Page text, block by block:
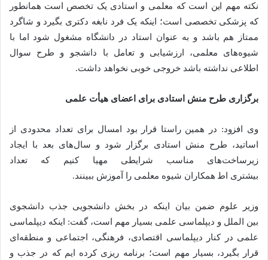
نکته مهم این است که معلمی و استادی یک تخصص است همانطور
که پزشکی تخصصی است؛ اینکه یک فرد نابغه دکتری بگیرد و شاگرد
ممتاز هم باشد و به عنوان استاد در دانشگاه مشغول شود اما با
شیوه‌های معلمی، ارزشیابی و تعامل با دانشجو و طرح سوال
اطلاعی نداشته باشد خروجی خوبی نخواهد داشت.
برگزاری طرح منش استادی برای اعضای هیأت علمی
وی افزود: در همین راستا قرار بود امسال برای تعداد محدودی از
اساتید، طرح منش استادی برگزار شود و سال‌های بعد با ایجاد
زیرساخت‌های مناسب شرایطی مهیا کنیم که تعداد
بیشتری اط همکاران شیوه معلمی را آموزش ببینند.
وزیر علوم ضمن بیان اینکه در بخش دانشجویی جذب دانشجوی
بین الملل و دیپلماسی علمی بسیار مهم است، گفت: اینکه دیپلماسی
علمی در کنار دیپلماسی اقتصادی، فرهنگی، اجتماعی و منطقه‌ای
قرار بگیرد، بسیار مهم است؛ برنامه ریزی کرده ایم که در جذب و